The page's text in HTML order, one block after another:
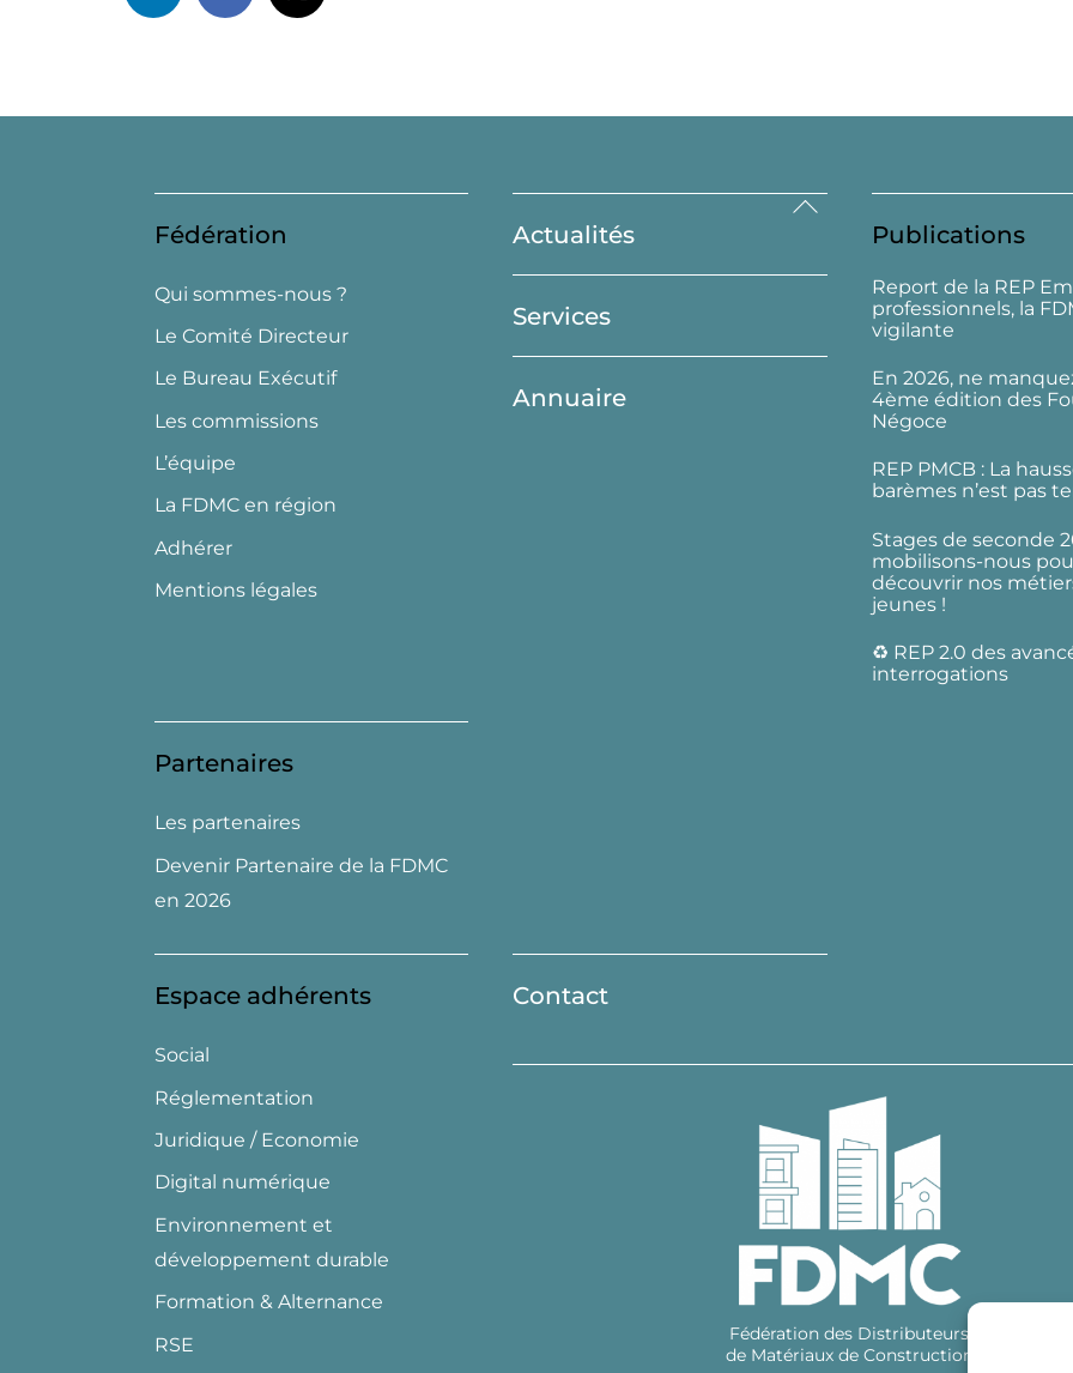
Back
Top
Fédération
Qui sommes-nous ?
Le Comité Directeur
Le Bureau Exécutif
Les commissions
L’équipe
La FDMC en région
Adhérer
Mentions légales
Actualités
Services
Annuaire
Publications
Report de la REP
professionnels, la
vigilante
En 2026, ne
4ème édition des
Négoce
REP PMCB : La
barèmes n’est pas
Stages de seconde
mobilisons-nous
découvrir nos
jeunes !
♻️ REP 2.0 des
interrogations
Partenaires
Les partenaires
Devenir Partenaire de la FDMC
en 2026
Espace adhérents
Social
Réglementation
Juridique / Economie
Digital numérique
Environnement et
développement durable
Formation & Alternance
RSE
Contact
Fédération des Distributeurs
de Matériaux de Construction